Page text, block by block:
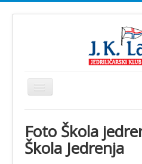
Prikaz/Sakrivanje
JK Labud
Novosti
Foto Škola
Škola Jedrenja